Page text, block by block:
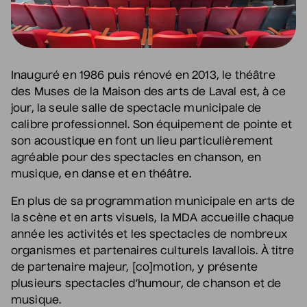
Pour tout savoir et avoir accès aux
meilleures places
Inscrivez-vous à l'infolettre
• Zones musicales
6 août 2026 • 20 h 00
Cour intérieure de la Maison des Arts
Grèn Sémé
• Zones musicales
13 août 2026 • 17 h 30
Cour intérieure de la Maison des Arts
Grand Eugène
• Deux places au
cimetière
13 août 2026• 19 h 30
Station culturelle Momo
Gratuit
Inauguré en 1986 puis rénové en 2013, le théâtre
des Muses de la Maison des arts de Laval est, à ce
jour, la seule salle de spectacle municipale de
calibre professionnel. Son équipement de pointe et
son acoustique en font un lieu particulièrement
agréable pour des spectacles en chanson, en
musique, en danse et en théâtre.
En plus de sa programmation municipale en arts de
la scène et en arts visuels, la MDA accueille chaque
année les activités et les spectacles de nombreux
organismes et partenaires culturels lavallois. À titre
de partenaire majeur, [co]motion, y présente
plusieurs spectacles d’humour, de chanson et de
musique.